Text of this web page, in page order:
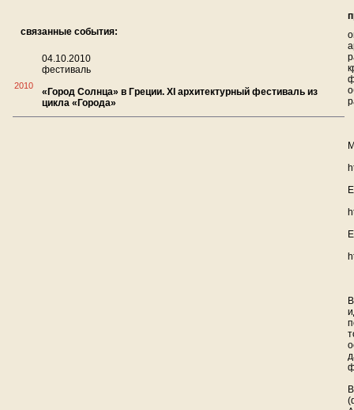
связанные события:
2010
04.10.2010
фестиваль
«Город Солнца» в Греции. XI архитектурный фестиваль из
цикла «Города»